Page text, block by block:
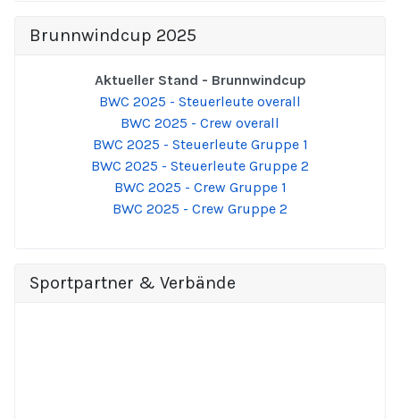
Brunnwindcup 2025
Aktueller Stand - Brunnwindcup
BWC 2025 - Steuerleute overall
BWC 2025 - Crew overall
BWC 2025 - Steuerleute Gruppe 1
BWC 2025 - Steuerleute Gruppe 2
BWC 2025 - Crew Gruppe 1
BWC 2025 - Crew Gruppe 2
Sportpartner & Verbände